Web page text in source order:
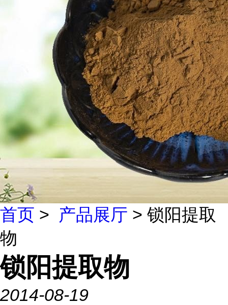
首页 > 产品展厅 > 锁阳提取
物
锁阳提取物
2014-08-19